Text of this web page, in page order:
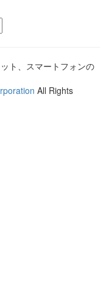
ト、スマートフォンの
All Rights